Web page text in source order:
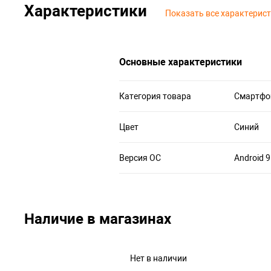
Характеристики Показать все
Основные характеристики
Категория товара
Цвет Синий
Версия ОС Android 9
Наличие в магазинах
Нет в наличии